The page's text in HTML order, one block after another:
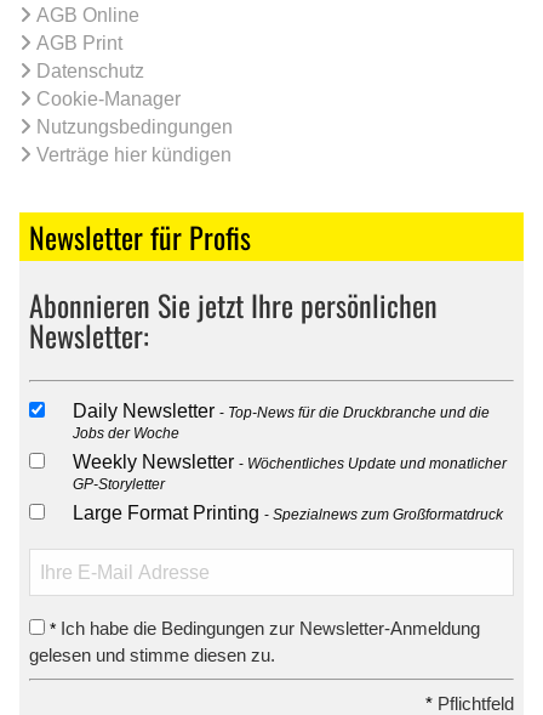
AGB Online
AGB Print
Datenschutz
Cookie-Manager
Nutzungsbedingungen
Verträge hier kündigen
Newsletter für Profis
Abonnieren Sie jetzt Ihre persönlichen
Newsletter:
Daily Newsletter
Top-News für die Druckbranche und die
Jobs der Woche
Weekly Newsletter
Wöchentliches Update und monatlicher
GP-Storyletter
Large Format Printing Spezialnews zum Großformatdruck
* Ich habe die Bedingungen zur Newsletter-Anmeldung
gelesen und stimme diesen zu.
* Pflichtfeld